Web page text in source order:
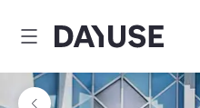
Dayuse